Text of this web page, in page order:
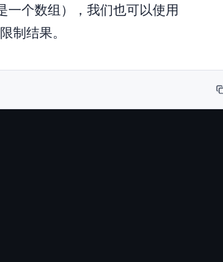
一个数组），我们也可以使用
制结果。